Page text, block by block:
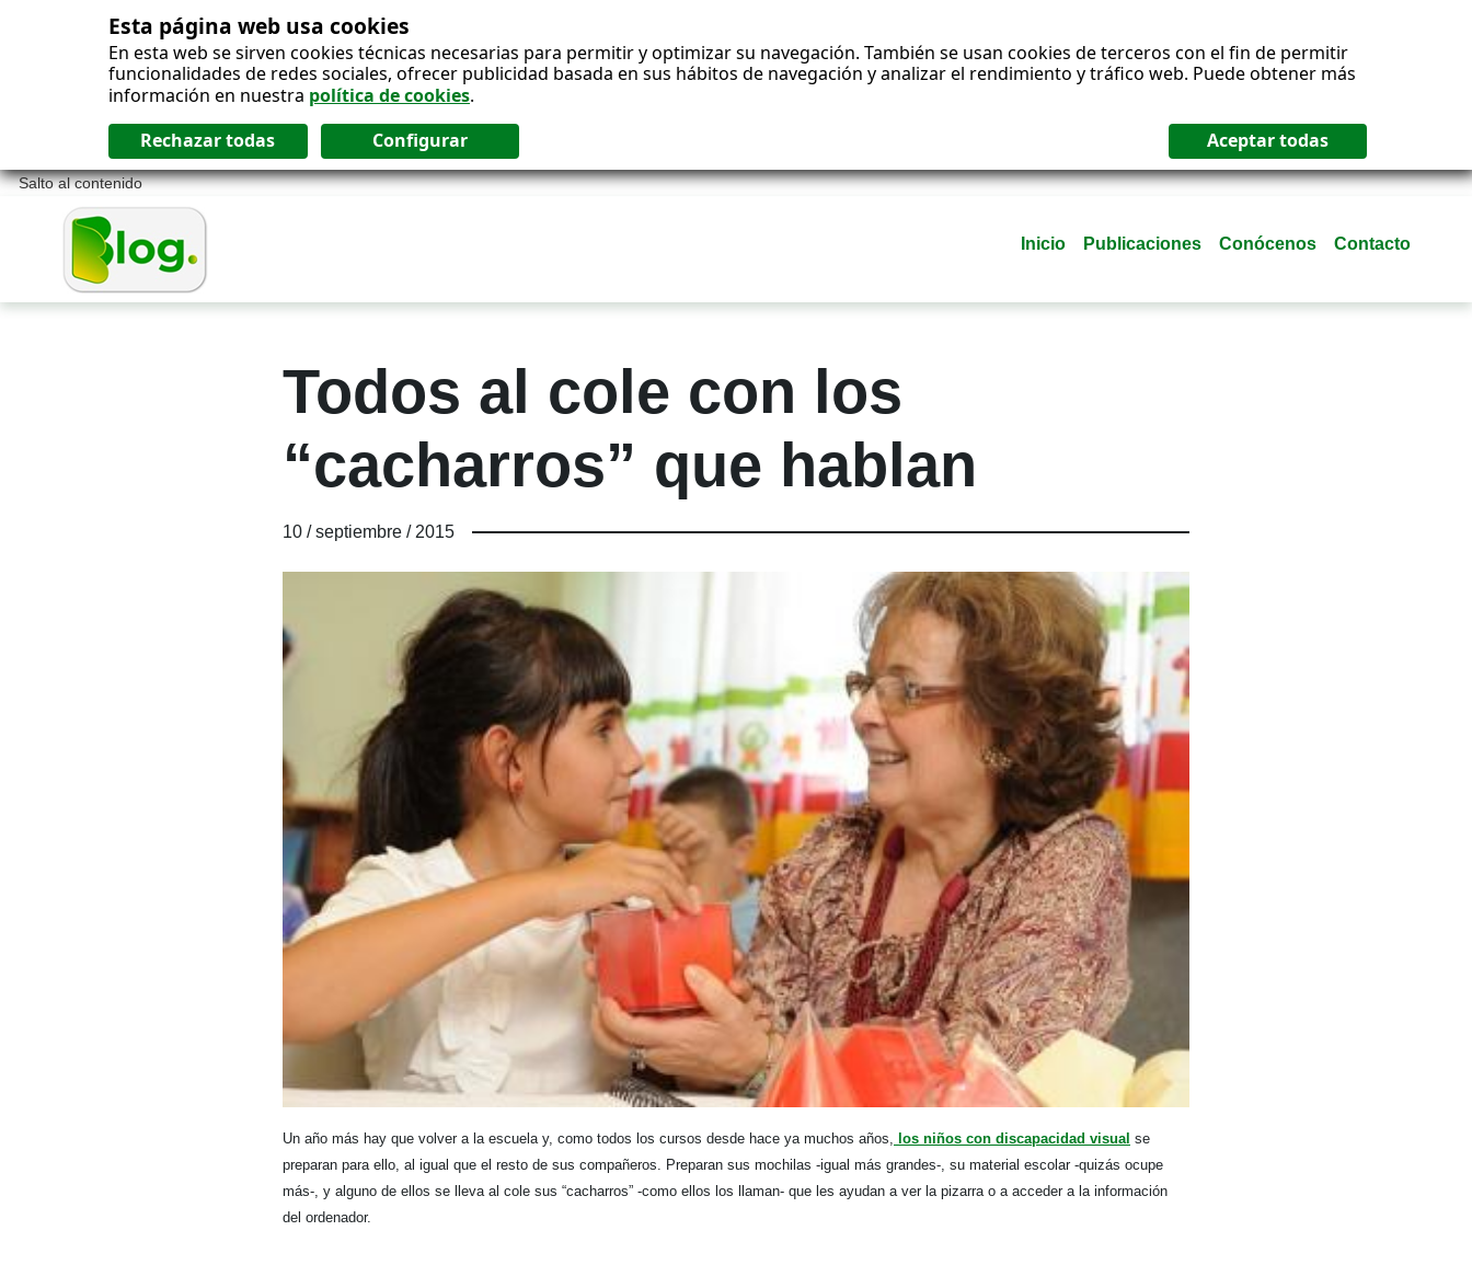
Esta página web usa cookies
En esta web se sirven cookies técnicas necesarias para permitir y optimizar su navegación. También se usan cookies de terceros con el fin de permitir
funcionalidades de redes sociales, ofrecer publicidad basada en sus hábitos de navegación y analizar el rendimiento y tráfico web. Puede obtener más
información en nuestra política de cookies.
Salto al contenido
Inicio Publicaciones Conócenos Contacto
Todos al cole con los
“cacharros” que hablan
10 / septiembre / 2015
Un año más hay que volver a la escuela y, como todos los cursos desde hace ya muchos años, los niños con discapacidad visual se
preparan para ello, al igual que el resto de sus compañeros. Preparan sus mochilas -igual más grandes-, su material escolar -quizás ocupe
más-, y alguno de ellos se lleva al cole sus “cacharros” -como ellos los llaman- que les ayudan a ver la pizarra o a acceder a la información
del ordenador.